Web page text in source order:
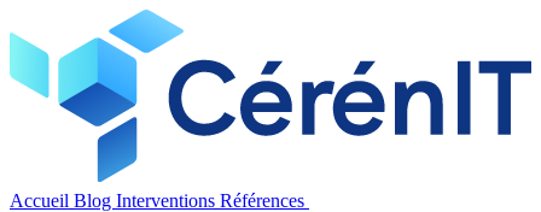
Accueil Blog Interventions Références